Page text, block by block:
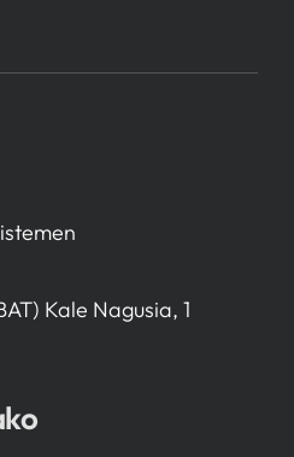
Kale Nagusia, 1